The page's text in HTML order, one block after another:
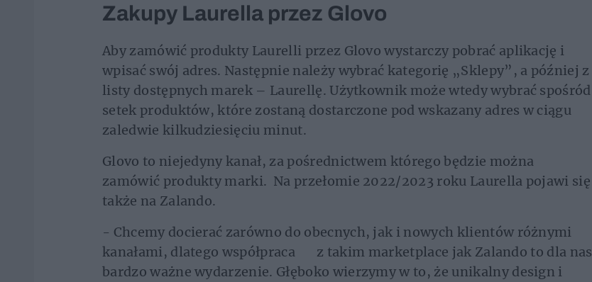
Zakupy Laurella przez Glovo
Aby zamówić produkty Laurelli przez Glovo wystarczy pobrać aplikację i
wpisać swój adres. Następnie należy wybrać kategorię „Sklepy”, a później z
listy dostępnych marek – Laurellę. Użytkownik może wtedy wybrać spośród
setek produktów, które zostaną dostarczone pod wskazany adres w ciągu
zaledwie kilkudziesięciu minut.
Glovo to niejedyny kanał, za pośrednictwem którego będzie można
zamówić produkty marki. Na przełomie 2022/2023 roku Laurella pojawi się
także na Zalando.
- Chcemy docierać zarówno do obecnych, jak i nowych klientów różnymi
kanałami, dlatego współpraca z takim marketplace jak Zalando to dla nas
bardzo ważne wydarzenie. Głęboko wierzymy w to, że unikalny design i